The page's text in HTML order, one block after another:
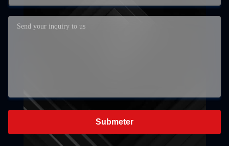
Submeter